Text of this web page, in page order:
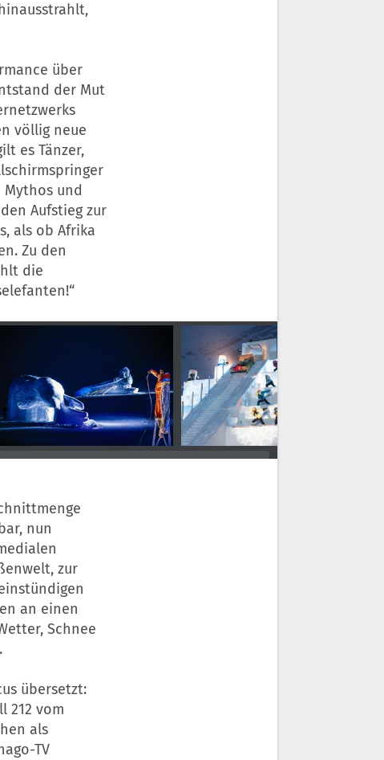
über
der Mut
völlig neue
es Tänzer,
und
Aufstieg zur
als ob Afrika
Zu den
die
nun
zur
an einen
Schnee
übersetzt:
212 vom
als
TV